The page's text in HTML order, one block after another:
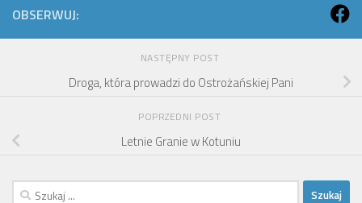
OBSERWUJ:
NASTĘPNY POST
Droga, która prowadzi do Ostrożańskiej Pani
POPRZEDNI POST
Letnie Granie w Kotuniu
Szukaj: